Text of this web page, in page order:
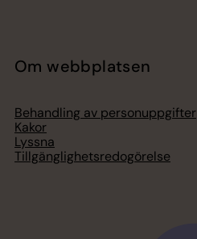
Om webbplatsen
Behandling av personuppgifter
Kakor
Lyssna
Tillgänglighetsredogörelse